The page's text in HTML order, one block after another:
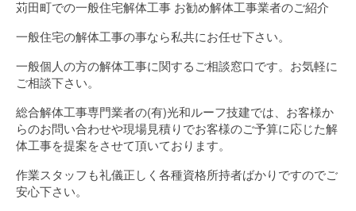
苅田町での一般住宅解体工事 お勧め解体工事業者のご紹介
一般住宅の解体工事の事なら私共にお任せ下さい。
一般個人の方の解体工事に関するご相談窓口です。お気軽に
ご相談下さい。
総合解体工事専門業者の(有)光和ルーフ技建では、お客様か
らのお問い合わせや現場見積りでお客様のご予算に応じた解
体工事を提案をさせて頂いております。
作業スタッフも礼儀正しく各種資格所持者ばかりですのでご
安心下さい。